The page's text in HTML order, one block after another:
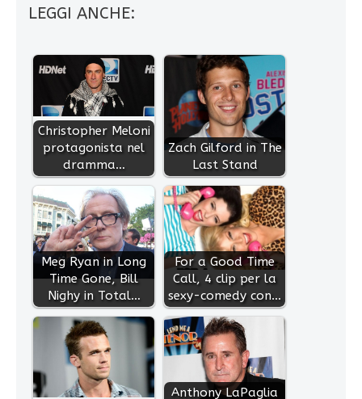
LEGGI ANCHE:
Christopher Meloni
protagonista nel
dramma…
Zach Gilford in The
Last Stand
Meg Ryan in Long
Time Gone, Bill
Nighy in Total…
For a Good Time
Call, 4 clip per la
sexy-comedy con…
Anthony LaPaglia